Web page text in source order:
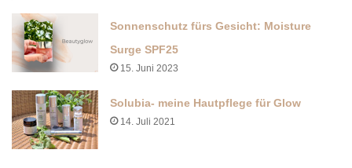
Sonnenschutz fürs Gesicht: Moisture
Surge SPF25
15. Juni 2023
Solubia- meine Hautpflege für Glow
14. Juli 2021